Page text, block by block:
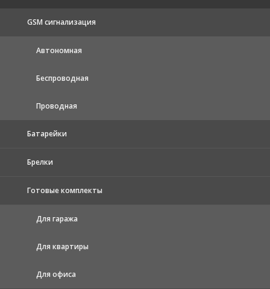
GSM сигнализация
Автономная
Беспроводная
Проводная
Батарейки
Брелки
Готовые комплекты
Для гаража
Для квартиры
Для офиса